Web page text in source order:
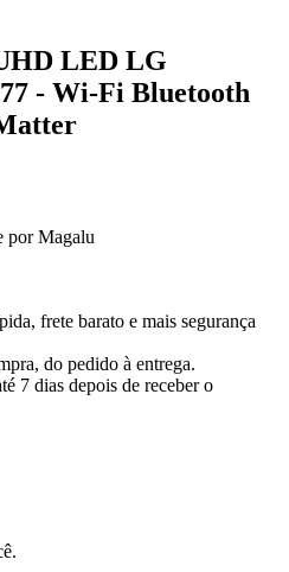
LED LG
- Wi-Fi Bluetooth
por Magalu
frete barato e mais segurança
do pedido à entrega.
7 dias depois de receber o